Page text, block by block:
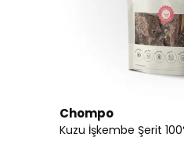
Chompo
Kuzu İşkembe Şerit